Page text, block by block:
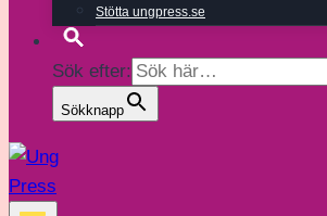
Stötta ungpress.se
Sök efter:
Sökknapp